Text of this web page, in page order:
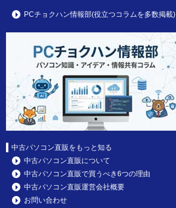
PCチョクハン情報部(役立つコラムを多数掲載)
中古パソコン直販をもっと知る
中古パソコン直販について
中古パソコン直販で買うべき6つの理由
中古パソコン直販運営会社概要
お問い合わせ